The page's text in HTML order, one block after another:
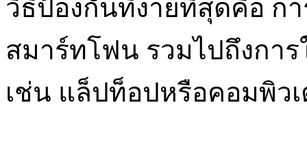
วิธีป้องกันที่ง่ายที่สุดคือ ก
สมาร์ทโฟน รวมไปถึงกา
เช่น แล็ปท็อปหรือคอมพิวเ